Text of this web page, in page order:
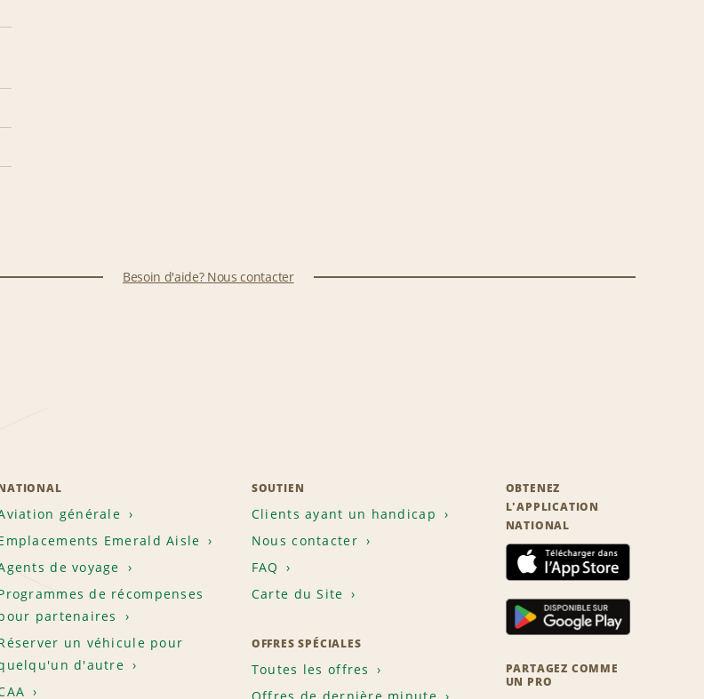
Besoin d'aide? Nous contacter
générale
Emerald Aisle
de voyage
de récompenses
partenaires
un véhicule pour
d'autre
SOUTIEN
Clients ayant un handicap
Nous contacter
FAQ
Carte du Site
OFFRES SPÉCIALES
Toutes les offres
OBTENEZ
L'APPLICATION
NATIONAL
PARTAGEZ COMME
UN PRO